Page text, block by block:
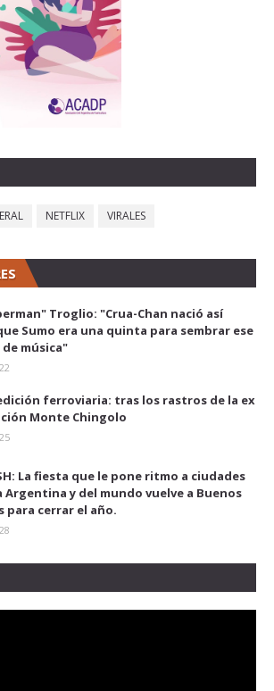
NETFLIX VIRALES
Troglio: "Crua-Chan nació así
Sumo era una quinta para sembrar ese
música"
ferroviaria: tras los rastros de la ex
Monte Chingolo
La fiesta que le pone ritmo a ciudades
Argentina y del mundo vuelve a Buenos
para cerrar el año.